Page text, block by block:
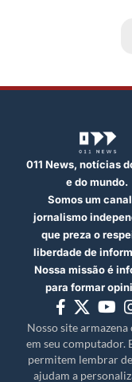
011 News, notícias
e do mundo.
Somos um
jornalismo
que preza o
liberdade de
Nossa missão é
para formar
Nosso site armazena
em seu computador.
permitem lembrar
ajudam a